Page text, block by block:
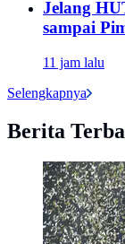
Jelang
sampai
11 jam lalu
Selengkapnya
Berita